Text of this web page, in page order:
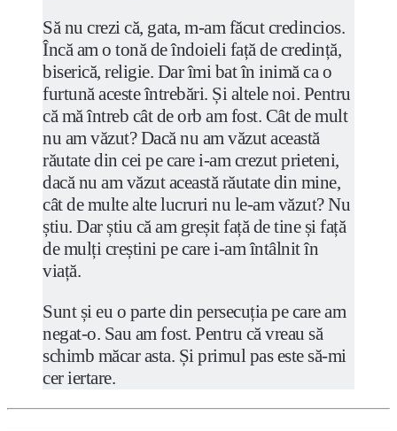
Să nu crezi că, gata, m-am făcut credincios.
Încă am o tonă de îndoieli față de credință,
biserică, religie. Dar îmi bat în inimă ca o
furtună aceste întrebări. Și altele noi. Pentru
că mă întreb cât de orb am fost. Cât de mult
nu am văzut? Dacă nu am văzut această
răutate din cei pe care i-am crezut prieteni,
dacă nu am văzut această răutate din mine,
cât de multe alte lucruri nu le-am văzut? Nu
știu. Dar știu că am greșit față de tine și față
de mulți creștini pe care i-am întâlnit în
viață.
Sunt și eu o parte din persecuția pe care am
negat-o. Sau am fost. Pentru că vreau să
schimb măcar asta. Și primul pas este să-mi
cer iertare.